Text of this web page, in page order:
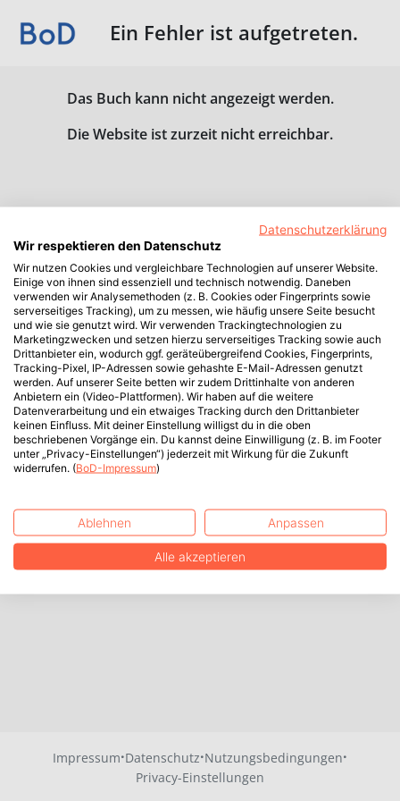
Ein Fehler ist aufgetreten.
Das Buch kann nicht angezeigt werden.
Die Website ist zurzeit nicht erreichbar.
Impressum·Datenschutz·Nutzungsbedingungen·
Privacy-Einstellungen
Datenschutzerklärung
Wir respektieren den Datenschutz
Wir nutzen Cookies und vergleichbare Technologien auf unserer Website.
Einige von ihnen sind essenziell und technisch notwendig. Daneben
verwenden wir Analysemethoden (z. B. Cookies oder Fingerprints sowie
serverseitiges Tracking), um zu messen, wie häufig unsere Seite besucht
und wie sie genutzt wird. Wir verwenden Trackingtechnologien zu
Marketingzwecken und setzen hierzu serverseitiges Tracking sowie auch
Drittanbieter ein, wodurch ggf. geräteübergreifend Cookies, Fingerprints,
Tracking-Pixel, IP-Adressen sowie gehashte E-Mail-Adressen genutzt
werden. Auf unserer Seite betten wir zudem Drittinhalte von anderen
Anbietern ein (Video-Plattformen). Wir haben auf die weitere
Datenverarbeitung und ein etwaiges Tracking durch den Drittanbieter
keinen Einfluss. Mit deiner Einstellung willigst du in die oben
beschriebenen Vorgänge ein. Du kannst deine Einwilligung (z. B. im Footer
unter „Privacy-Einstellungen“) jederzeit mit Wirkung für die Zukunft
widerrufen. (BoD-Impressum)
Ablehnen Anpassen
Alle akzeptieren